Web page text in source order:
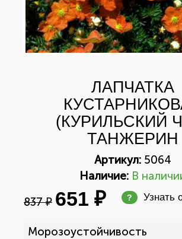
ЛАПЧАТКА
(КУРИЛЬСКИЙ
ТАНЖЕРИН
Артикул: 5064
Наличие: В
837 ₽ 651 ₽ ? Узнать
Морозоустойчивость